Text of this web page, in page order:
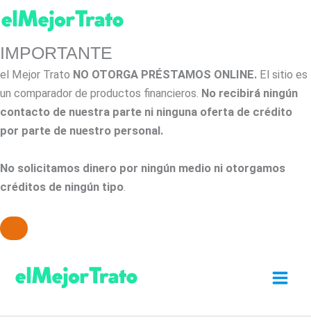
IMPORTANTE
el Mejor Trato NO OTORGA PRÉSTAMOS ONLINE. El sitio es
un comparador de productos financieros. No recibirá ningún
contacto de nuestra parte ni ninguna oferta de crédito
por parte de nuestro personal.
No solicitamos dinero por ningún medio ni otorgamos
créditos de ningún tipo.
contenido